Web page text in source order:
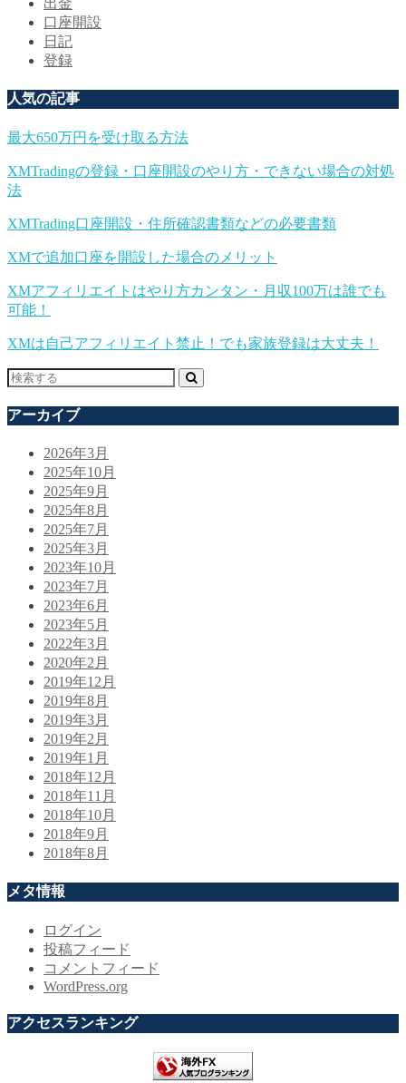
出金
口座開設
日記
登録
人気の記事
最大650万円を受け取る方法
XMTradingの登録・口座開設のやり方・できない場合の対処
法
XMTrading口座開設・住所確認書類などの必要書類
XMで追加口座を開設した場合のメリット
XMアフィリエイトはやり方カンタン・月収100万は誰でも
可能！
XMは自己アフィリエイト禁止！でも家族登録は大丈夫！
アーカイブ
2026年3月
2025年10月
2025年9月
2025年8月
2025年7月
2025年3月
2023年10月
2023年7月
2023年6月
2023年5月
2022年3月
2020年2月
2019年12月
2019年8月
2019年3月
2019年2月
2019年1月
2018年12月
2018年11月
2018年10月
2018年9月
2018年8月
メタ情報
ログイン
投稿フィード
コメントフィード
WordPress.org
アクセスランキング